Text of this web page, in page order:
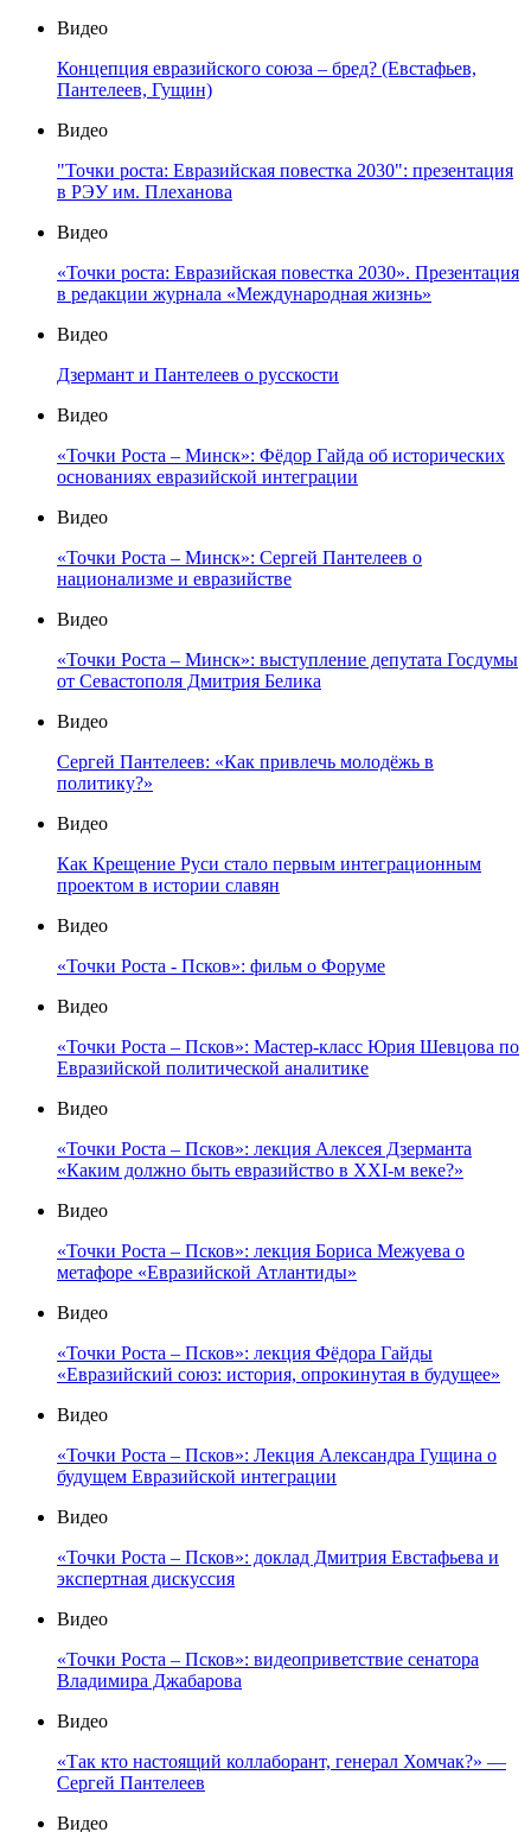
Видео
Концепция евразийского союза – бред? (Евстафьев,
Пантелеев, Гущин)
Видео
"Точки роста: Евразийская повестка 2030": презентация
в РЭУ им. Плеханова
Видео
«Точки роста: Евразийская повестка 2030». Презентация
в редакции журнала «Международная жизнь»
Видео
Дзермант и Пантелеев о русскости
Видео
«Точки Роста – Минск»: Фёдор Гайда об исторических
основаниях евразийской интеграции
Видео
«Точки Роста – Минск»: Сергей Пантелеев о
национализме и евразийстве
Видео
«Точки Роста – Минск»: выступление депутата Госдумы
от Севастополя Дмитрия Белика
Видео
Сергей Пантелеев: «Как привлечь молодёжь в
политику?»
Видео
Как Крещение Руси стало первым интеграционным
проектом в истории славян
Видео
«Точки Роста - Псков»: фильм о Форуме
Видео
«Точки Роста – Псков»: Мастер-класс Юрия Шевцова по
Евразийской политической аналитике
Видео
«Точки Роста – Псков»: лекция Алексея Дзерманта
«Каким должно быть евразийство в XXI-м веке?»
Видео
«Точки Роста – Псков»: лекция Бориса Межуева о
метафоре «Евразийской Атлантиды»
Видео
«Точки Роста – Псков»: лекция Фёдора Гайды
«Евразийский союз: история, опрокинутая в будущее»
Видео
«Точки Роста – Псков»: Лекция Александра Гущина о
будущем Евразийской интеграции
Видео
«Точки Роста – Псков»: доклад Дмитрия Евстафьева и
экспертная дискуссия
Видео
«Точки Роста – Псков»: видеоприветствие сенатора
Владимира Джабарова
Видео
«Так кто настоящий коллаборант, генерал Хомчак?» —
Сергей Пантелеев
Видео